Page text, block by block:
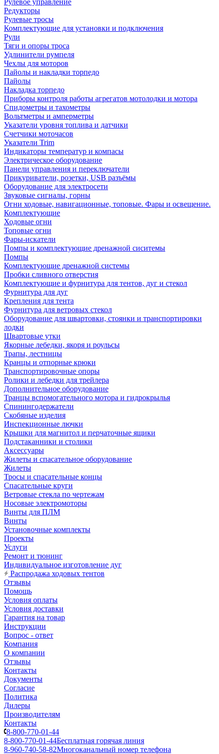
Рулевое управление
Редукторы
Рулевые тросы
Комплектующие для установки и подключения
Рули
Тяги и опоры троса
Удлинители румпеля
Чехлы для моторов
Пайолы и накладки торпедо
Пайолы
Накладка торпедо
Приборы контроля работы агрегатов мотолодки и мотора
Спидометры и тахометры
Вольтметры и амперметры
Указатели уровня топлива и датчики
Счетчики моточасов
Указатели Trim
Индикаторы температур и компасы
Электрическое оборудование
Панели управления и переключатели
Прикуриватели, розетки, USB разъёмы
Оборудование для электросети
Звуковые сигналы, горны
Огни ходовые, навигационные, топовые. Фары и освещение.
Комплектующие
Ходовые огни
Топовые огни
Фары-искатели
Помпы и комплектующие дренажной сиситемы
Помпы
Комплектующие дренажной системы
Пробки сливного отверстия
Комплектующие и фурнитура для тентов, дуг и стекол
Фурнитура для дуг
Крепления для тента
Фурнитура для ветровых стекол
Оборудование для швартовки, стоянки и транспортировки
лодки
Швартовые утки
Якорные лебедки, якоря и роульсы
Трапы, лестницы
Кранцы и отпорные крюки
Транспортировочные опоры
Ролики и лебедки для трейлера
Дополнительное оборудование
Транцы вспомогательного мотора и гидрокрылья
Спинингодержатели
Скобяные изделия
Инспекционные лючки
Крышки для магнитол и перчаточные ящики
Подстаканники и столики
Аксессуары
Жилеты и спасательное оборудование
Жилеты
Тросы и спасательные концы
Спасательные круги
Ветровые стекла по чертежам
Носовые электромоторы
Винты для ПЛМ
Винты
Установочные комплекты
Проекты
Услуги
Ремонт и тюнинг
Индивидуальное изготовление дуг
Распродажа ходовых тентов
Отзывы
Помощь
Условия оплаты
Условия доставки
Гарантия на товар
Инструкции
Вопрос - ответ
Компания
О компании
Отзывы
Контакты
Документы
Согласие
Политика
Дилеры
Производителям
Контакты
8-800-770-01-44
8-800-770-01-44Бесплатная горячая линия
8-960-740-58-82Многоканальный номер телефона